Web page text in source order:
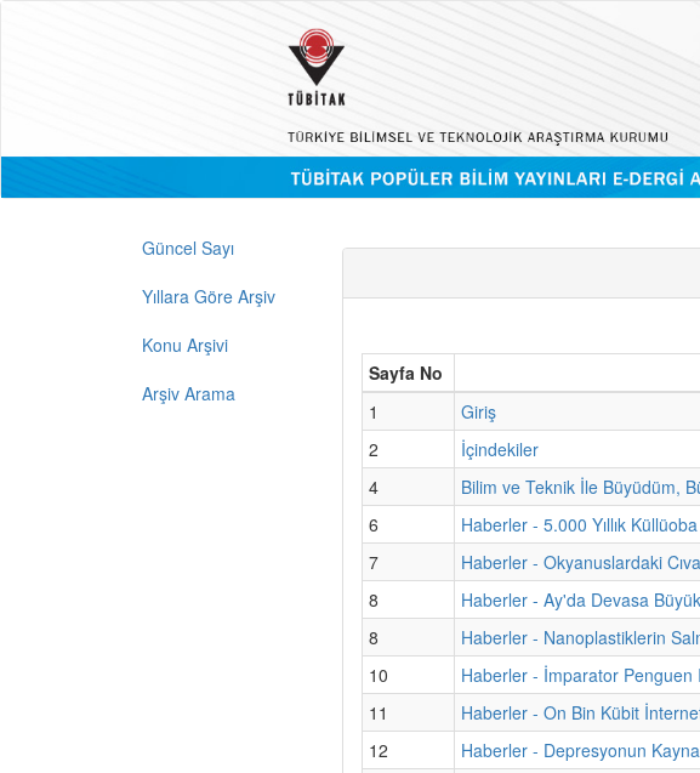
Güncel Sayı
Yıllara Göre Arşiv
Konu Arşivi
Arşiv Arama
Sayfa No
1
Giriş
2
İçindekiler
4
Bilim ve Teknik İle Büyüdüm,
6
Haberler - 5.000 Yıllık
7
Haberler - Okyanuslardaki
8
Haberler - Ay'da Devasa
8
Haberler - Nanoplastiklerin
10
Haberler - İmparator Penguen
11
Haberler - On Bin Kübit
12
Haberler - Depresyonun